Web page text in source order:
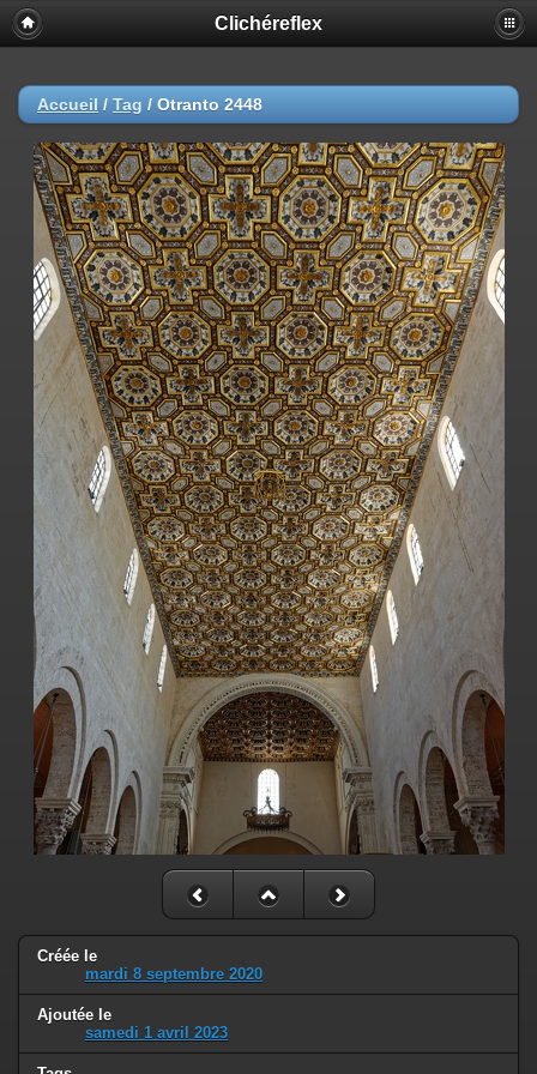
Clichéreflex
Accueil / Tag / Otranto 2448
Créée le
mardi 8 septembre 2020
Ajoutée le
samedi 1 avril 2023